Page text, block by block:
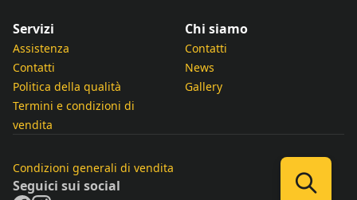
Servizi
Assistenza
Contatti
Politica della qualità
Termini e condizioni di
vendita
Chi siamo
Contatti
News
Gallery
Condizioni generali di vendita
Seguici sui social